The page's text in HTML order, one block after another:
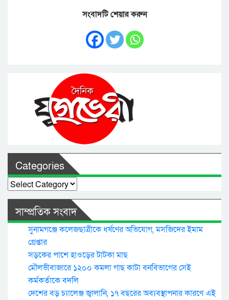
সংবাদটি শেয়ার করুন
Categories
Categories
সাম্প্রতিক সংবাদ
সুনামগঞ্জে কলেজছাত্রীকে ধর্ষণের অভিযোগ, মসজিদের ইমাম
গ্রেপ্তার
সড়কের পাশে হাওড়ের টাটকা মাছ
মৌলভীবাজারে ১২০০ কমলা গাছ কাটা বনবিভাগের সেই
কর্মকর্তাকে বদলি
দেশের বড় চ্যালেঞ্জ জ্বালানি, ১৭ বছরের অব্যবস্থাপনার কারণে এই